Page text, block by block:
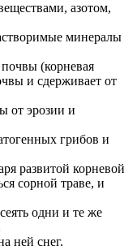
азотом,
минералы
(корневая
и сдерживает от
от эрозии и
грибов и
развитой корневой
сорной траве, и
одни и те же
ней снег.